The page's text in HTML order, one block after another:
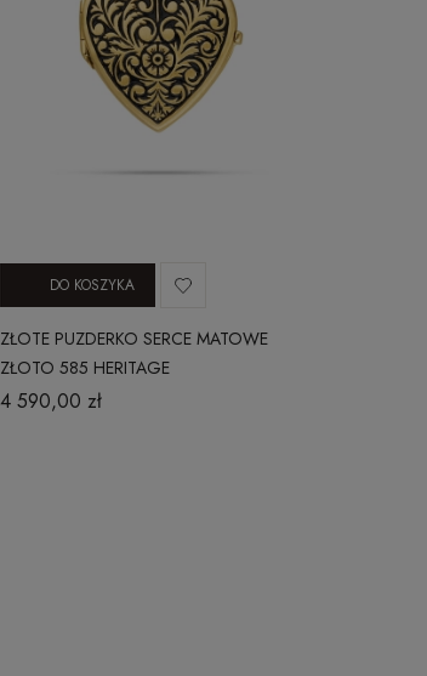
ZŁOTE PUZDERKO SERCE MATOWE
ZŁOTO 585 HERITAGE
4 590,00 zł
DO KOSZYKA